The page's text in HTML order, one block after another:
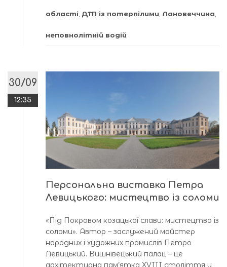
області ДТП із потерпілими Лановеччина
неповнолітній водій
30/09
12:35
Персональна виставка Петра
Левицького: мистецтво із соломи
«Під Покровом козацької слави: мистецтво із
соломи». Автор – заслужений майстер
народних і художних промислів Петро
Левицький. Вишнівецький палац – це
архітектурна пам’ятка XVIII століття у